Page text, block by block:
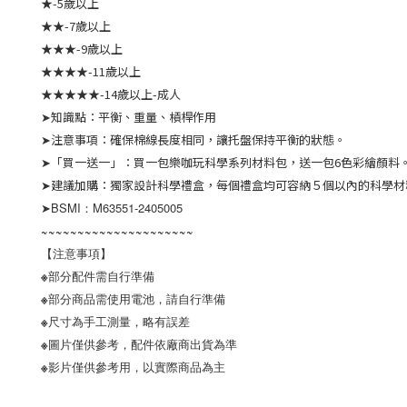
★★-7歲以上
★★★-9歲以上
★★★★-11歲以上
★★★★★-14歲以上-成人
➤知識點：平衡、重量、槓桿作用
➤注意事項：確保棉線長度相同，讓托盤保持平衡的狀態。
➤「買一送一」：買一包樂咖玩科學系列材料包，送一包6色彩繪顏料。
➤建議加購：獨家設計科學禮盒，每個禮盒均可容納５個以內的科學材
➤BSMI：M63551-2405005
~~~~~~~~~~~~~~~~~~~~~
【注意事項】
※部分配件需自行準備
※部分商品需使用電池，請自行準備
※尺寸為手工測量，略有誤差
※圖片僅供參考，配件依廠商出貨為準
※影片僅供參考用，以實際商品為主